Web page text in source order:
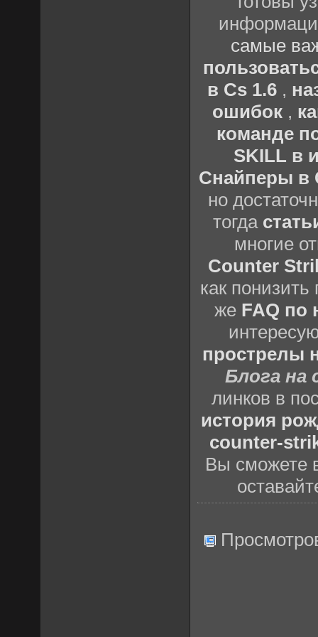
самые
в Cs 1.6 ,
ошибок,
команде
SKILL в
Снайперы в
но
тогда
многие
Counter
как
же FAQ по
прострелы
Блога на
линков в
история
counter-
Вы сможете